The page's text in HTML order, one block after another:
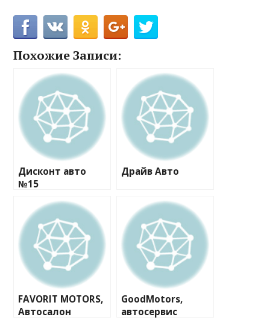
Похожие Записи:
Дисконт авто
№15
Драйв Авто
FAVORIT MOTORS,
Автосалон
GoodMotors,
автосервис